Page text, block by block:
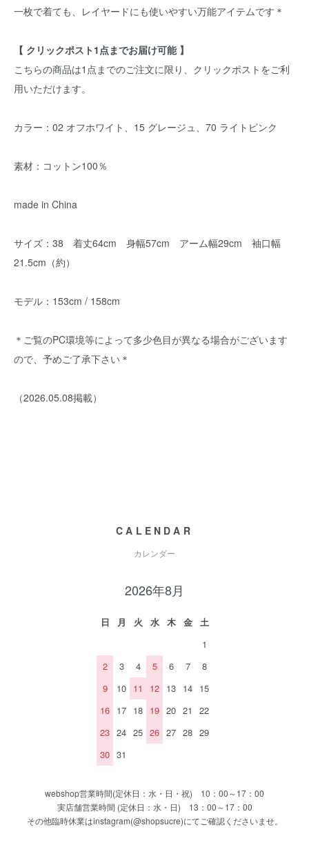
一枚で着ても、レイヤードにも使いやすい万能アイテムです＊
【 クリックポスト1点までお届け可能 】
こちらの商品は1点までのご注文に限り、クリックポストをご利
用いただけます。
カラー：02 オフホワイト、15 グレージュ、70 ライトピンク
素材：コットン100％
made in China
サイズ：38 着丈64cm 身幅57cm アーム幅29cm 袖口幅
21.5cm（約）
モデル：153cm / 158cm
＊ご覧のPC環境等によって多少色目が異なる場合がございます
ので、予めご了承下さい＊
（2026.05.08掲載）
CALENDAR
カレンダー
2026年8月
日 月 火 水 木 金
土
1
2
3 4 5 6 7
8
9
10 11 12 13 14 15
16 17 18 19 20 21
22
23 24 25 26 27 28 29
30 31
webshop営業時間(定休日：水・日・祝) 10：00～17：00
実店舗営業時間 (定休日：水・日) 13：00～17：00
その他臨時休業はinstagram(@shopsucre)にてご確認くださいませ。